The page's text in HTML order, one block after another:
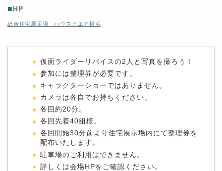
■HP
総合住宅展示場 ハウスクエア横浜
仮面ライダーリバイスの2人と写真を撮ろう！
参加には整理券が必要です。
キャラクターショーではありません。
カメラは各自でお持ちください。
各回約20分。
各回先着40組様。
各回開始30分前より住宅展示場内にて整理券を
配布いたします。
駐車場のご利用はできません。
詳しくは会場HPをご確認ください。